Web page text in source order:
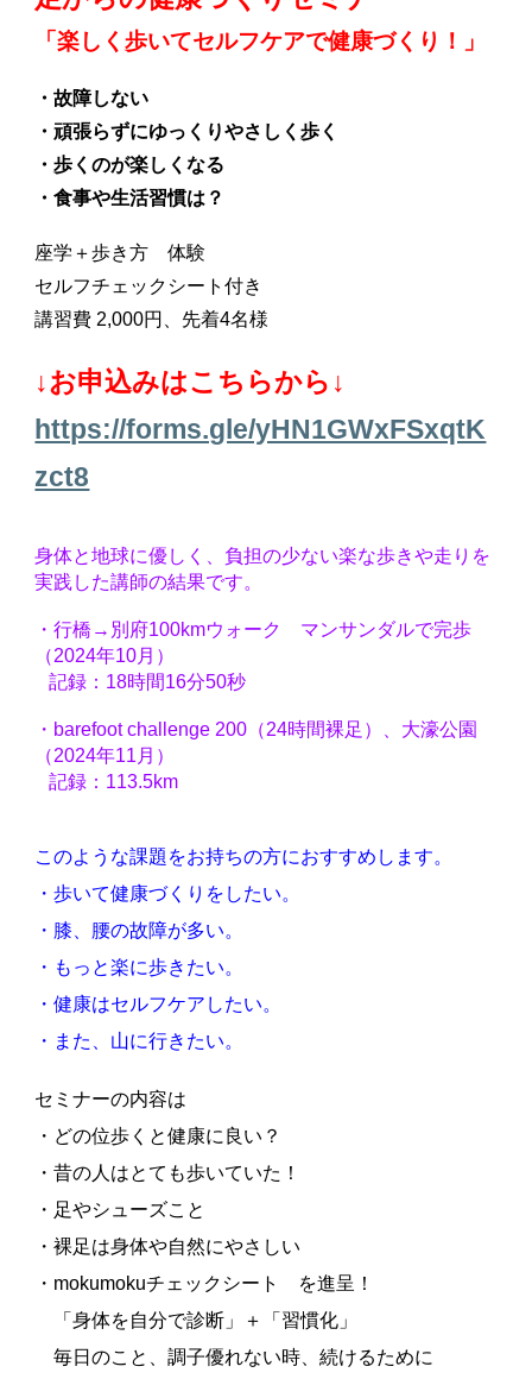
「楽しく歩いてセルフケアで健康づくり！」
・故障しない
・頑張らずにゆっくりやさしく歩く
・歩くのが楽しくなる
・食事や生活習慣は？
座学＋歩き方 体験
セルフチェックシート付き
講習費 2,000円、先着4名様
↓お申込みはこちらから↓
https://forms.gle/yHN1GWxFSxqtK
zct8
身体と地球に優しく、負担の少ない楽な歩きや走りを
実践した講師の結果です。
・行橋→別府100kmウォーク マンサンダルで完歩
（2024年10月）
記録：18時間16分50秒
・barefoot challenge 200（24時間裸足）、大濠公園
（2024年11月）
記録：113.5km
このような課題をお持ちの方におすすめします。
・歩いて健康づくりをしたい。
・膝、腰の故障が多い。
・もっと楽に歩きたい。
・健康はセルフケアしたい。
・また、山に行きたい。
セミナーの内容は
・どの位歩くと健康に良い？
・昔の人はとても歩いていた！
・足やシューズこと
・裸足は身体や自然にやさしい
・mokumokuチェックシート を進呈！
「身体を自分で診断」＋「習慣化」
毎日のこと、調子優れない時、続けるために